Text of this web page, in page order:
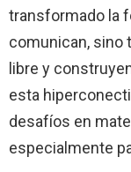
transformado la
comunican, sino
libre y
esta
desafíos en
especialmente